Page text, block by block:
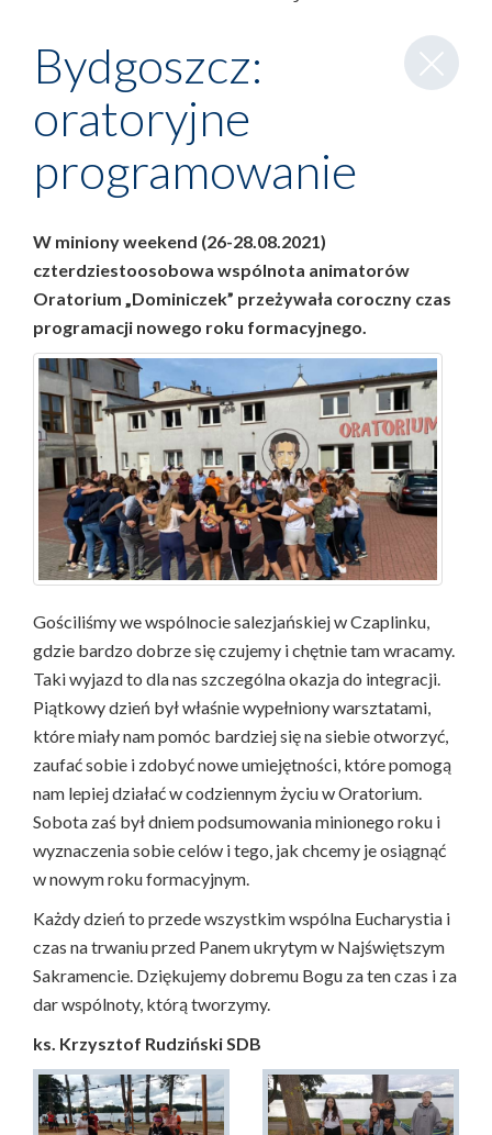
Zamknij
wpis
Bydgoszcz:
oratoryjne
programowanie
W miniony weekend (26-28.08.2021)
czterdziestoosobowa wspólnota animatorów
Oratorium „Dominiczek” przeżywała coroczny czas
programacji nowego roku formacyjnego.
Gościliśmy we wspólnocie salezjańskiej w Czaplinku,
gdzie bardzo dobrze się czujemy i chętnie tam wracamy.
Taki wyjazd to dla nas szczególna okazja do integracji.
Piątkowy dzień był właśnie wypełniony warsztatami,
które miały nam pomóc bardziej się na siebie otworzyć,
zaufać sobie i zdobyć nowe umiejętności, które pomogą
nam lepiej działać w codziennym życiu w Oratorium.
Sobota zaś był dniem podsumowania minionego roku i
wyznaczenia sobie celów i tego, jak chcemy je osiągnąć
w nowym roku formacyjnym.
Każdy dzień to przede wszystkim wspólna Eucharystia i
czas na trwaniu przed Panem ukrytym w Najświętszym
Sakramencie. Dziękujemy dobremu Bogu za ten czas i za
dar wspólnoty, którą tworzymy.
ks. Krzysztof Rudziński SDB